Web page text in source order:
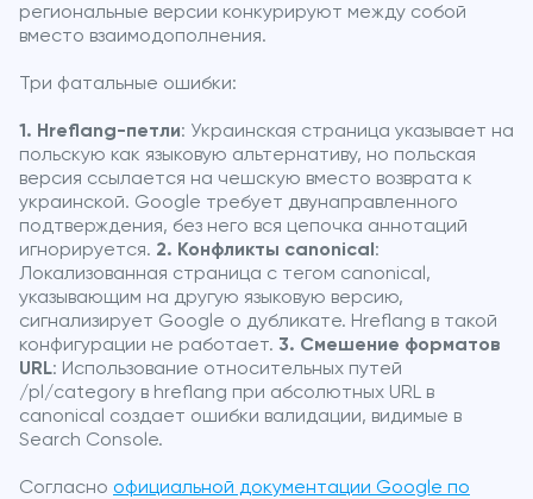
региональные версии конкурируют между собой
вместо взаимодополнения.
Три фатальные ошибки:
1. Hreflang-петли: Украинская страница указывает на
польскую как языковую альтернативу, но польская
версия ссылается на чешскую вместо возврата к
украинской. Google требует двунаправленного
подтверждения, без него вся цепочка аннотаций
игнорируется. 2. Конфликты canonical :
Локализованная страница с тегом canonical,
указывающим на другую языковую версию,
сигнализирует Google о дубликате. Hreflang в такой
конфигурации не работает. 3. Смешение форматов
URL: Использование относительных путей
/pl/category в hreflang при абсолютных URL в
canonical создает ошибки валидации, видимые в
Search Console.
Согласно официальной документации Google по